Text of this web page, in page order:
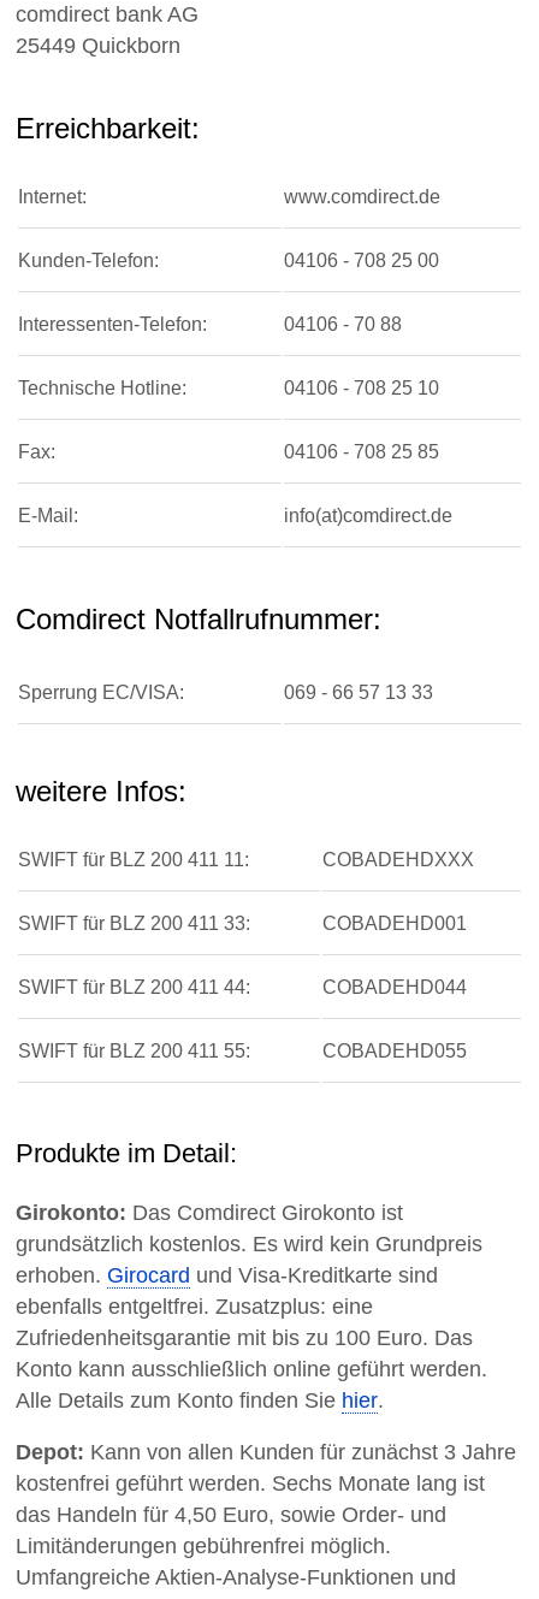
comdirect bank AG
25449 Quickborn
Erreichbarkeit:
Internet: www.comdirect.de
Kunden-Telefon: 04106 - 708 25 00
Interessenten-Telefon: 04106 - 70 88
Technische Hotline: 04106 - 708 25 10
Fax: 04106 - 708 25 85
E-Mail: info(at)comdirect.de
Comdirect Notfallrufnummer:
Sperrung EC/VISA: 069 - 66 57 13 33
weitere Infos:
SWIFT für BLZ 200 411 11: COBADEHDXXX
SWIFT für BLZ 200 411 33: COBADEHD001
SWIFT für BLZ 200 411 44: COBADEHD044
SWIFT für BLZ 200 411 55: COBADEHD055
Produkte im Detail:
Girokonto: Das Comdirect Girokonto ist
grundsätzlich kostenlos. Es wird kein Grundpreis
erhoben. Girocard und Visa-Kreditkarte sind
ebenfalls entgeltfrei. Zusatzplus: eine
Zufriedenheitsgarantie mit bis zu 100 Euro. Das
Konto kann ausschließlich online geführt werden.
Alle Details zum Konto finden Sie hier.
Depot: Kann von allen Kunden für zunächst 3 Jahre
kostenfrei geführt werden. Sechs Monate lang ist
das Handeln für 4,50 Euro, sowie Order- und
Limitänderungen gebührenfrei möglich.
Umfangreiche Aktien-Analyse-Funktionen und